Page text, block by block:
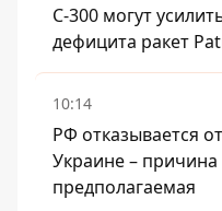
С-300 могут
дефицита ракет
10:14
РФ отказывается
Украине –
предполагаемая